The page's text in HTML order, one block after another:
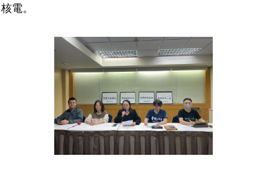
核電。